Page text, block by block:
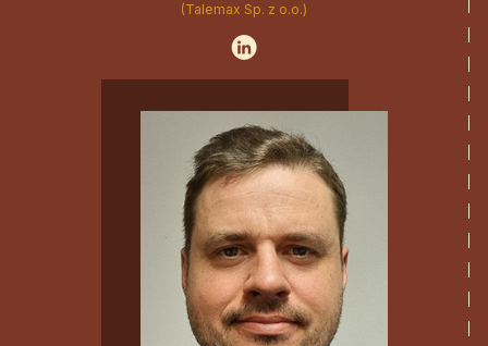
(Talemax Sp. z o.o.)